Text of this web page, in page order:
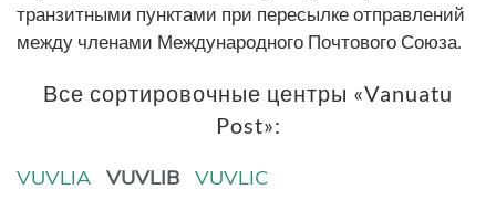
транзитными пунктами при пересылке отправлений
между членами Международного Почтового Союза.
Все сортировочные центры «Vanuatu
Post»:
VUVLIA VUVLIB VUVLIC